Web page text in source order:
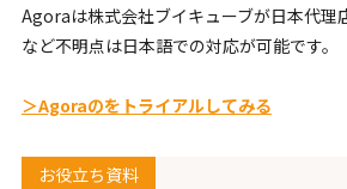
Agoraは株式会社ブイキューブが日本代理
など不明点は日本語での対応が可能です。
＞Agoraのをトライアルしてみる
お役立ち資料